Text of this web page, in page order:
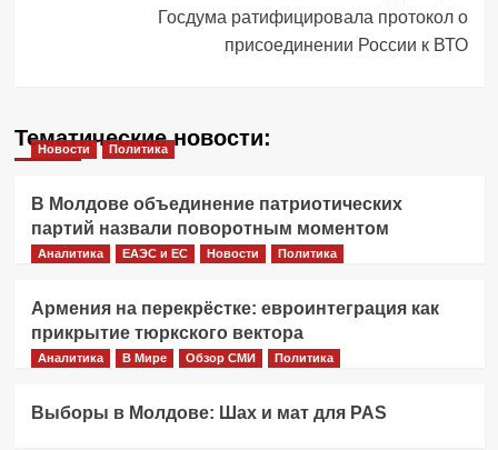
Госдума ратифицировала протокол о
присоединении России к ВТО
Тематические новости:
Новости Политика
В Молдове объединение патриотических
партий назвали поворотным моментом
Аналитика ЕАЭС и ЕС Новости Политика
Армения на перекрёстке: евроинтеграция как
прикрытие тюркского вектора
Аналитика В Мире Обзор СМИ Политика
Выборы в Молдове: Шах и мат для PAS